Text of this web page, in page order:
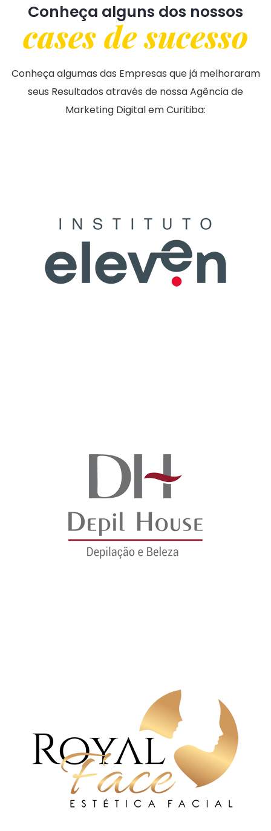
Conheça alguns dos nossos
cases de sucesso
Conheça algumas das Empresas que já melhoraram
seus Resultados através de nossa Agência de
Marketing Digital em Curitiba: